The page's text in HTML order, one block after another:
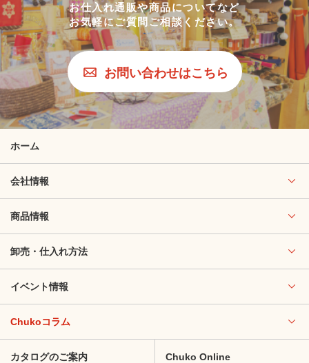
お仕入れ通販や商品についてなど
お気軽にご質問ご相談ください。
お問い合わせはこちら
ホーム
会社情報
商品情報
卸売・仕入れ方法
イベント情報
Chukoコラム
カタログのご案内 Chuko Online